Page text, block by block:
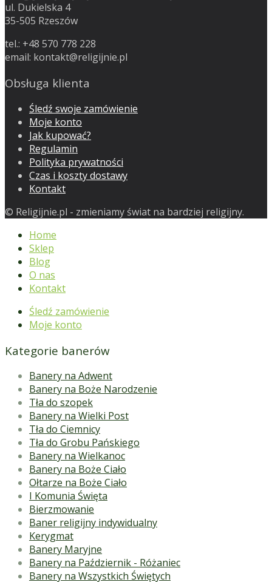
ul. Dukielska 4
35-505 Rzeszów
tel.: +48 570 778 228
email: kontakt@religijnie.pl
Obsługa klienta
Śledź swoje zamówienie
Moje konto
Jak kupować?
Regulamin
Polityka prywatności
Czas i koszty dostawy
Kontakt
© Religijnie.pl - zmieniamy świat na bardziej religijny.
Home
Sklep
Blog
O nas
Kontakt
Śledź zamówienie
Moje konto
Kategorie banerów
Banery na Adwent
Banery na Boże Narodzenie
Tła do szopek
Banery na Wielki Post
Tła do Ciemnicy
Tła do Grobu Pańskiego
Banery na Wielkanoc
Banery na Boże Ciało
Ołtarze na Boże Ciało
I Komunia Święta
Bierzmowanie
Baner religijny indywidualny
Kerygmat
Banery Maryjne
Banery na Październik - Różaniec
Banery na Wszystkich Świętych